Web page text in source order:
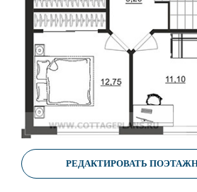
РЕДАКТИРОВАТЬ